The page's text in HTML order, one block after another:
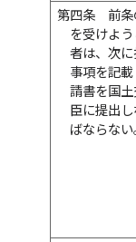
第四条
前
を受けよう
者は、次に
事項を記
請書を国
臣に提出
ばならない